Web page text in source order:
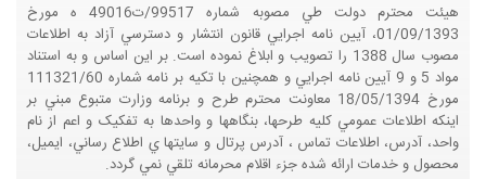
هيئت محترم دولت طي مصوبه شماره 99517/ت49016 ه مورخ
01/09/1393، آيين نامه اجرايي قانون انتشار و دسترسي آزاد به اطلاعات
مصوب سال 1388 را تصويب و ابلاغ نموده است. بر اين اساس و به استناد
مواد 5 و 9 آيين نامه اجرايي و همچنين با تکيه بر نامه شماره 111321/60
مورخ 18/05/1394 معاونت محترم طرح و برنامه وزارت متبوع مبني بر
اينکه اطلاعات عمومي کليه طرحها، بنگاهها و واحدها به تفکيک و اعم از نام
واحد، آدرس، اطلاعات تماس ، آدرس پرتال و سايتها ي اطلاع رساني، ايميل،
محصول و خدمات ارائه شده جزء اقلام محرمانه تلقي نمي گردد.